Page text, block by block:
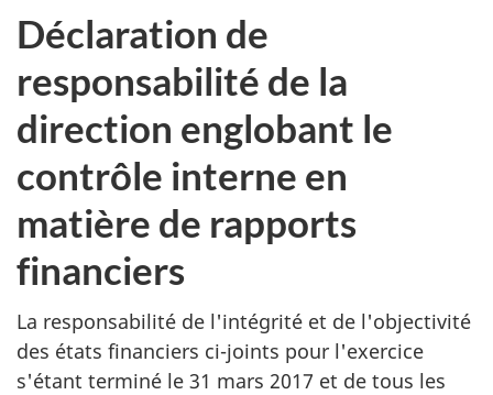
Déclaration de
responsabilité de la
direction englobant le
contrôle interne en
matière de rapports
financiers
La responsabilité de l'intégrité et de l'objectivité
des états financiers ci-joints pour l'exercice
s'étant terminé le 31 mars 2017 et de tous les